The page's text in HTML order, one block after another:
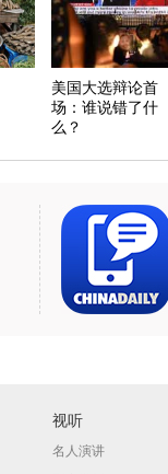
美国大选辩论首
场：谁说错了什
么？
视听
名人演讲